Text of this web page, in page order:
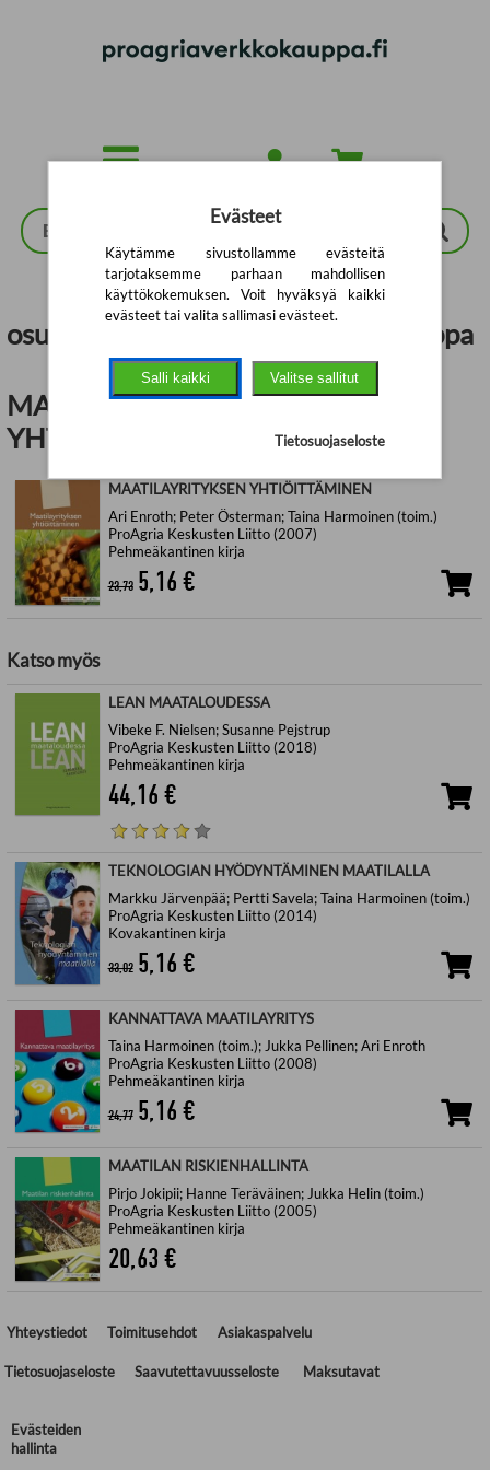
osuuskunta | ProAgrian verkkokauppa
MAATILAYRITYKSEN
YHTIÖITTÄMINEN
MAATILAYRITYKSEN YHTIÖITTÄMINEN
Ari Enroth; Peter Österman; Taina Harmoinen (toim.)
ProAgria Keskusten Liitto (2007)
Pehmeäkantinen kirja
23,73 5,16 €
Katso myös
LEAN MAATALOUDESSA
Vibeke F. Nielsen; Susanne Pejstrup
ProAgria Keskusten Liitto (2018)
Pehmeäkantinen kirja
44,16 €
TEKNOLOGIAN HYÖDYNTÄMINEN MAATILALLA
Markku Järvenpää; Pertti Savela; Taina Harmoinen (toim.)
ProAgria Keskusten Liitto (2014)
Kovakantinen kirja
33,02 5,16 €
KANNATTAVA MAATILAYRITYS
Taina Harmoinen (toim.); Jukka Pellinen; Ari Enroth
ProAgria Keskusten Liitto (2008)
Pehmeäkantinen kirja
24,77 5,16 €
MAATILAN RISKIENHALLINTA
Pirjo Jokipii; Hanne Teräväinen; Jukka Helin (toim.)
ProAgria Keskusten Liitto (2005)
Pehmeäkantinen kirja
20,63 €
Yhteystiedot Toimitusehdot Asiakaspalvelu
Tietosuojaseloste Saavutettavuusseloste Maksutavat
Evästeiden
hallinta
Evästeet
Käytämme sivustollamme evästeitä
tarjotaksemme parhaan mahdollisen
käyttökokemuksen. Voit hyväksyä kaikki
evästeet tai valita sallimasi evästeet.
Salli kaikki Valitse sallitut
Tietosuojaseloste